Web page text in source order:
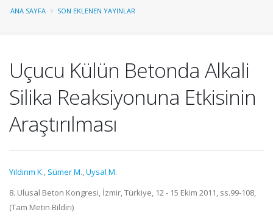
ANA SAYFA SON EKLENEN YAYINLAR
Uçucu Külün Betonda Alkali
Silika Reaksiyonuna Etkisinin
Araştırılması
Yıldırım K., Sümer M.,Uysal M.
8. Ulusal Beton Kongresi, İzmir, Türkiye, 12 - 15 Ekim 2011, ss.99-108,
(Tam Metin Bildiri)